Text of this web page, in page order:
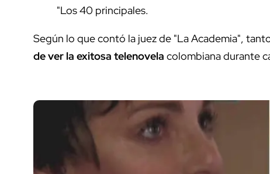
"Los 40 principales.
Según lo que contó la juez de "La Academia",
de ver la exitosa telenovela colombiana durante